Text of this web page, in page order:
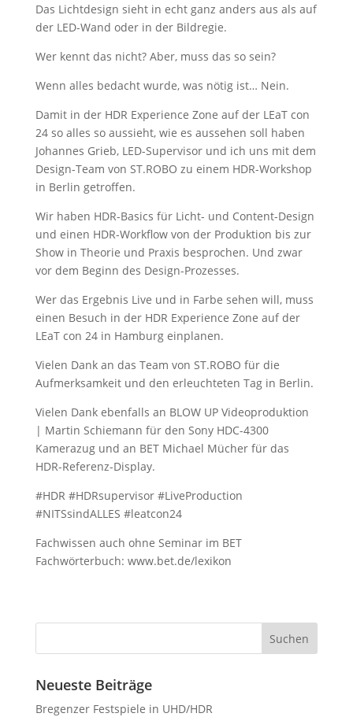
Das Lichtdesign sieht in echt ganz anders aus als auf
der LED-Wand oder in der Bildregie.
Wer kennt das nicht? Aber, muss das so sein?
Wenn alles bedacht wurde, was nötig ist… Nein.
Damit in der HDR Experience Zone auf der LEaT con
24 so alles so aussieht, wie es aussehen soll haben
Johannes Grieb, LED-Supervisor und ich uns mit dem
Design-Team von ST.ROBO zu einem HDR-Workshop
in Berlin getroffen.
Wir haben HDR-Basics für Licht- und Content-Design
und einen HDR-Workflow von der Produktion bis zur
Show in Theorie und Praxis besprochen. Und zwar
vor dem Beginn des Design-Prozesses.
Wer das Ergebnis Live und in Farbe sehen will, muss
einen Besuch in der HDR Experience Zone auf der
LEaT con 24 in Hamburg einplanen.
Vielen Dank an das Team von ST.ROBO für die
Aufmerksamkeit und den erleuchteten Tag in Berlin.
Vielen Dank ebenfalls an BLOW UP Videoproduktion
| Martin Schiemann für den Sony HDC-4300
Kamerazug und an BET Michael Mücher für das
HDR-Referenz-Display.
#HDR #HDRsupervisor #LiveProduction
#NITSsindALLES #leatcon24
Fachwissen auch ohne Seminar im BET
Fachwörterbuch: www.bet.de/lexikon
Neueste Beiträge
Bregenzer Festspiele in UHD/HDR